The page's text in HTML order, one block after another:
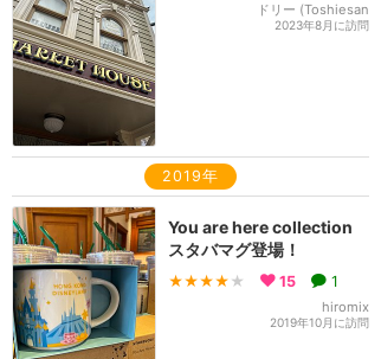
ドリー (Toshiesan
2023年8月に訪問
2019年
You are here collection
スタバマグ登場！
★★★★ ★ 15 1
hiromix
2019年10月に訪問